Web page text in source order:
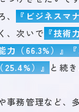
、『ビジネスマ
、次いで『技術
力（66.3%）』
25.4%）』と続き
事務管理など、